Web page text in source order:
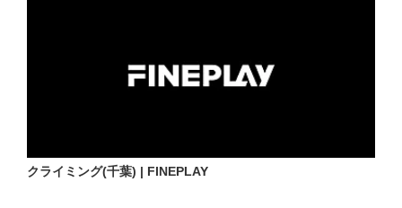
クライミング(千葉) | FINEPLAY